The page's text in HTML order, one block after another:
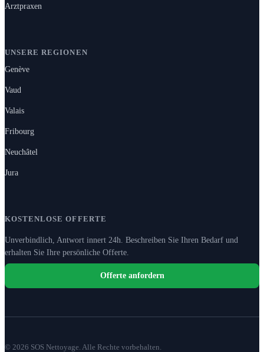
Arztpraxen
UNSERE REGIONEN
Genève
Vaud
Valais
Fribourg
Neuchâtel
Jura
KOSTENLOSE OFFERTE
Unverbindlich, Antwort innert 24h. Beschreiben Sie Ihren Bedarf und
erhalten Sie Ihre persönliche Offerte.
Offerte anfordern
© 2026 SOS Nettoyage. Alle Rechte vorbehalten.